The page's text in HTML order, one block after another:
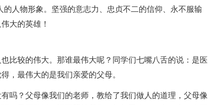
人物形象。坚强的意志力、忠贞不二的信仰、永不服输
大的英雄！
比较的伟大。那谁最伟大呢？同学们七嘴八舌的说：是医
最伟大的是我们亲爱的父母。
吗？父母像我们的老师，教给了我们做人的道理，父母像